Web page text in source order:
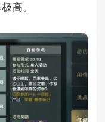
高。